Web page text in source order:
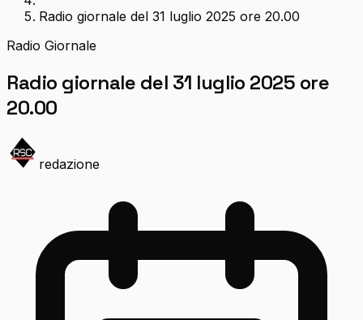
Radio giornale del 31 luglio 2025 ore 20.00
Radio Giornale
Radio giornale del 31 luglio 2025 ore
20.00
redazione